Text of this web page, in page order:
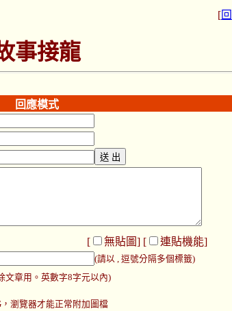
[
事接龍
回應模式
[ 無貼圖] [ 連貼機能]
(請以 , 逗號分隔多個標籤)
文章用。英數字8字元以內)
，瀏覽器才能正常附加圖檔